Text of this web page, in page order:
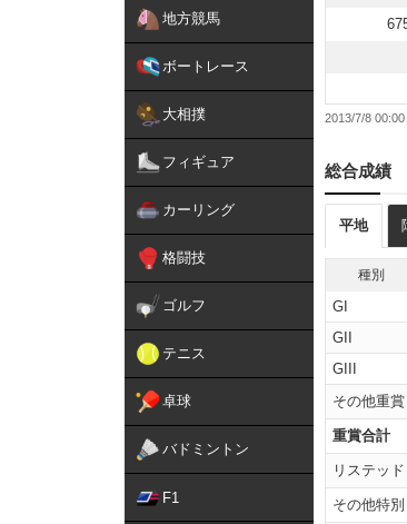
地方競馬
ボートレース
大相撲
フィギュア
カーリング
格闘技
ゴルフ
テニス
卓球
バドミントン
F1
2013/7/8 00:00
総合成績
平地
種別
GI
GII
GIII
その他重賞
重賞合計
リステッド
その他特別